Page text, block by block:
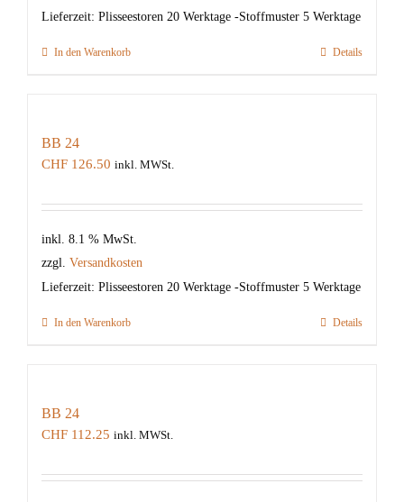
Lieferzeit: Plisseestoren 20 Werktage -Stoffmuster 5 Werktage
In den Warenkorb Details
BB 24
CHF 126.50 inkl. MWSt.
inkl. 8.1 % MwSt.
zzgl. Versandkosten
Lieferzeit: Plisseestoren 20 Werktage -Stoffmuster 5 Werktage
In den Warenkorb Details
BB 24
CHF 112.25 inkl. MWSt.